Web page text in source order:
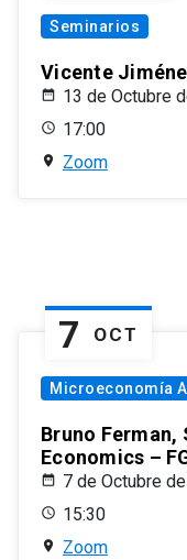
Seminarios
Vicente
13 de Octubre
17:00
Zoom
7 OCT
Microeconomía
Bruno Ferman,
Economics –
7 de Octubre
15:30
Zoom